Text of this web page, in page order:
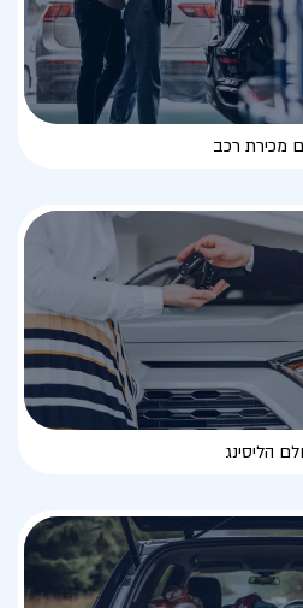
מכירת רכב
הליסינג